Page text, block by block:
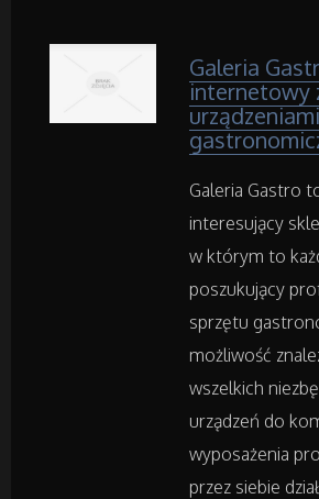
Serwis
Restauracje,
Fotografia
Adwokaci, Porady
Weterynaryjne, Hodowla
Sprzątanie,
Galeria
internetowy
urządzeniami
Galeria Gastro
interesujący
w którym to
poszukujący
sprzętu
możliwość
wszelkich
urządzeń do
wyposażenia
przez siebie